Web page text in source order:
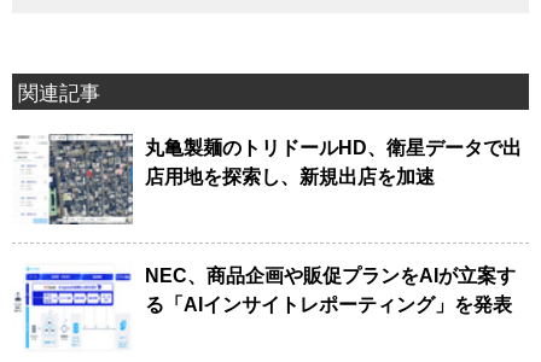
関連記事
丸亀製麺のトリドールHD、衛星データで出
店用地を探索し、新規出店を加速
NEC、商品企画や販促プランをAIが立案す
る「AIインサイトレポーティング」を発表